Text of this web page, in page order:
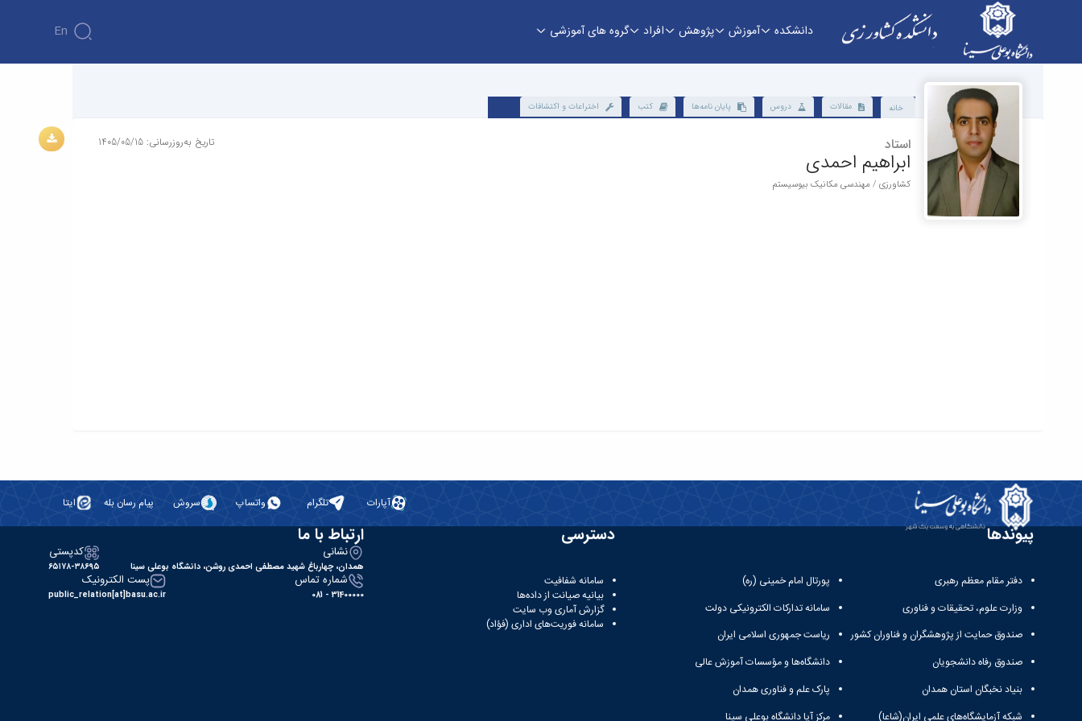
دانشکده آموزش پژوهش افراد گروه های آموزشی En
خانه مقالات دروس پایان نامه‌ها کتب اختراعات و اکتشافات
استاد تاریخ به‌روزرسانی: 1405/05/15
ابراهیم احمدی
کشاورزی / مهندسی مکانیک بیوسیستم
آپارات تلگرام واتساپ سروش پیام رسان بله ایتا
پیوندها
دفتر مقام معظم رهبری
وزارت علوم، تحقیقات و فناوری
صندوق حمایت از پژوهشگران و فناوران کشور
صندوق رفاه دانشجویان
بنیاد نخبگان استان همدان
شبکه آزمایشگاه‌های علمی ایران(شاعا)
پورتال امام خمینی (ره)
سامانه تدارکات الکترونیکی دولت
ریاست جمهوری اسلامی ایران
دانشگاه‌ها و مؤسسات آموزش عالی
پارک علم و فناوری همدان
مرکز آپا دانشگاه بوعلی سینا
دسترسی
سامانه شفافیت
بیانیه صیانت از داده‌ها
گزارش آماری وب‌ سایت
سامانه فوریت‌های اداری (فؤاد)
ارتباط با ما
نشانی
همدان، چهارباغ شهید مصطفی احمدی روشن، دانشگاه بوعلی سینا
کدپستی
۶۵۱۷۸-۳۸۶۹۵
شماره تماس
31400000 - 081
پست الکترونیک
public_relation[at]basu.ac.ir